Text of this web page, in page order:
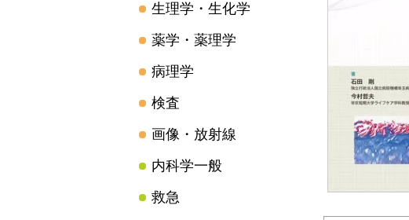
生理学・生化学
薬学・薬理学
病理学
検査
画像・放射線
内科学一般
救急